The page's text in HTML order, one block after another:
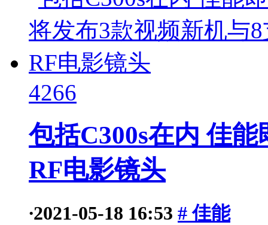
4266
包括C300s在内 佳
RF电影镜头
·2021-05-18 16:53 # 佳能